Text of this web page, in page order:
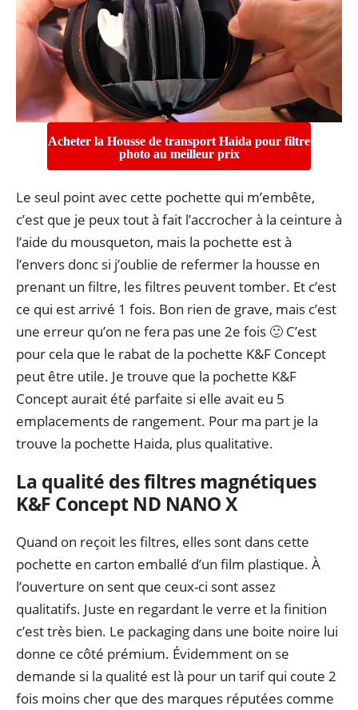
Acheter la Housse de transport Haida pour filtre
photo au meilleur prix
Le seul point avec cette pochette qui m’embête,
c’est que je peux tout à fait l’accrocher à la ceinture à
l’aide du mousqueton, mais la pochette est à
l’envers donc si j’oublie de refermer la housse en
prenant un filtre, les filtres peuvent tomber. Et c’est
ce qui est arrivé 1 fois. Bon rien de grave, mais c’est
une erreur qu’on ne fera pas une 2e fois 🙂 C’est
pour cela que le rabat de la pochette K&F Concept
peut être utile. Je trouve que la pochette K&F
Concept aurait été parfaite si elle avait eu 5
emplacements de rangement. Pour ma part je la
trouve la pochette Haida, plus qualitative.
La qualité des filtres magnétiques
K&F Concept ND NANO X
Quand on reçoit les filtres, elles sont dans cette
pochette en carton emballé d’un film plastique. À
l’ouverture on sent que ceux-ci sont assez
qualitatifs. Juste en regardant le verre et la finition
c’est très bien. Le packaging dans une boite noire lui
donne ce côté prémium. Évidemment on se
demande si la qualité est là pour un tarif qui coute 2
fois moins cher que des marques réputées comme